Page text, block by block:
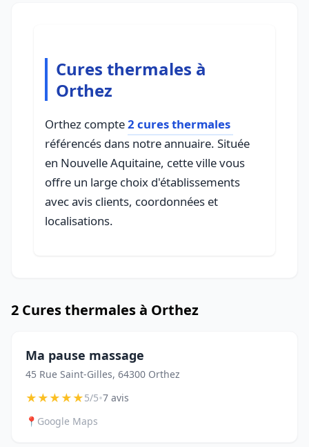
Cures thermales à
Orthez
Orthez compte2 cures thermales
référencés dans notre annuaire. Située
en Nouvelle Aquitaine, cette ville vous
offre un large choix d'établissements
avec avis clients, coordonnées et
localisations.
2 Cures thermales à Orthez
Ma pause massage
45 Rue Saint-Gilles, 64300 Orthez
★★★★★5/5•7 avis
📍 Google Maps